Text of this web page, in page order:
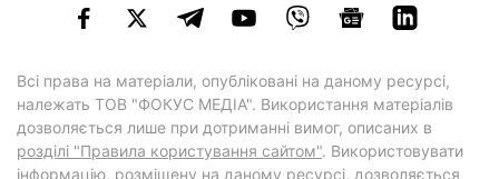
Всі права на матеріали, опубліковані на даному ресурсі,
належать ТОВ "ФОКУС МЕДІА". Використання матеріалів
дозволяється лише при дотриманні вимог, описаних в
розділі "Правила користування сайтом". Використовувати
інформацію, розміщену на даному ресурсі, дозволяється